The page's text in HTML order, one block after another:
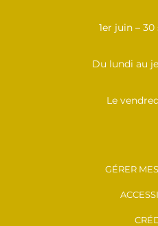
1er juin –
Du lundi au
Le
GÉRER